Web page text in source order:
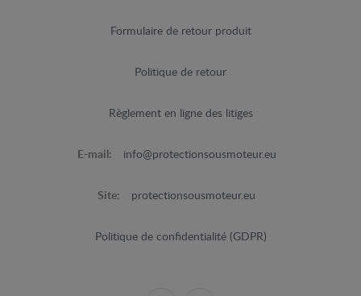
Formulaire de retour produit
Politique de retour
Règlement en ligne des litiges
E-mail: info@protectionsousmoteur.eu
Site: protectionsousmoteur.eu
Politique de confidentialité (GDPR)